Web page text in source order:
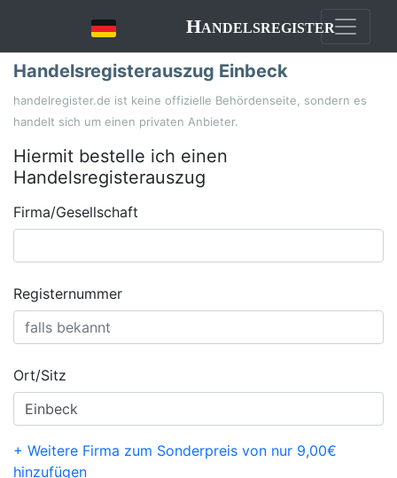
Handelsregister
Handelsregisterauszug Einbeck
handelregister.de ist keine offizielle Behördenseite, sondern es
handelt sich um einen privaten Anbieter.
Hiermit bestelle ich einen
Handelsregisterauszug
Firma/Gesellschaft
Registernummer
Ort/Sitz
+ Weitere Firma zum Sonderpreis von nur 9,00€
hinzufügen